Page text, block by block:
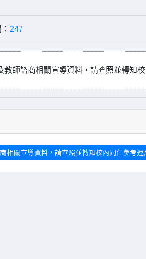
247
師諮商相關宣導資料，請查照並轉知校
相關宣導資料，請查照並轉知校內同仁參考運